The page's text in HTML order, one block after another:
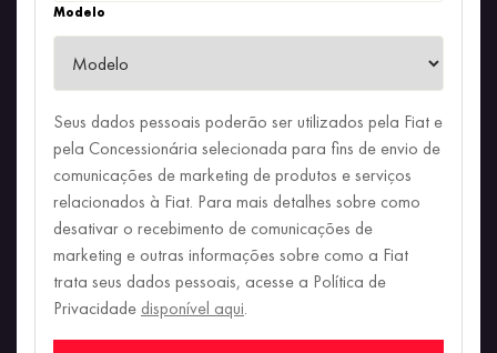
Modelo
Seus dados pessoais poderão ser utilizados pela Fiat e
pela Concessionária selecionada para fins de envio de
comunicações de marketing de produtos e serviços
relacionados à Fiat. Para mais detalhes sobre como
desativar o recebimento de comunicações de
marketing e outras informações sobre como a Fiat
trata seus dados pessoais, acesse a Política de
Privacidade disponível aqui.